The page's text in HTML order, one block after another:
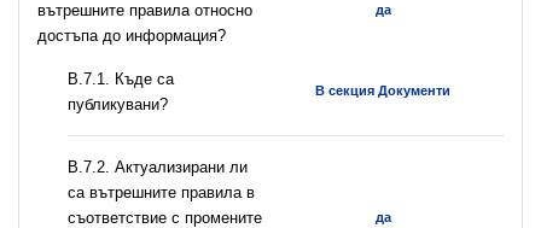
вътрешните правила относно
достъпа до информация?
да
В.7.1. Къде са
публикувани?
В секция Документи
В.7.2. Актуализирани ли
са вътрешните правила в
съответствие с промените
да